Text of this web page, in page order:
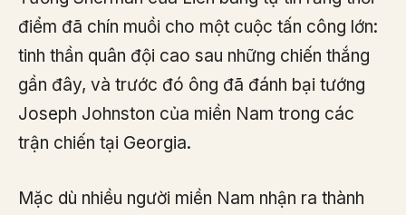
điểm đã chín muồi cho một cuộc tấn công lớn:
tinh thần quân đội cao sau những chiến thắng
gần đây, và trước đó ông đã đánh bại tướng
Joseph Johnston của miền Nam trong các
trận chiến tại Georgia.
Mặc dù nhiều người miền Nam nhận ra thành